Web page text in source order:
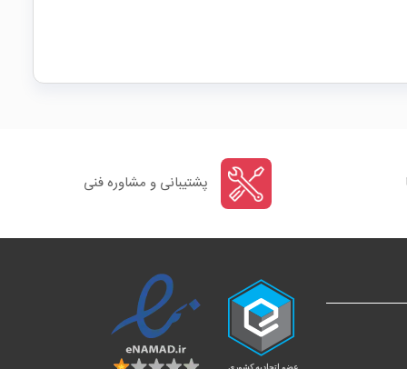
پشتیبانی و مشاوره فنی